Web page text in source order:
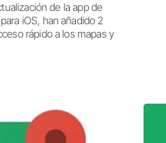
de la app de
iOS, han añadido 2
rápido a los mapas y